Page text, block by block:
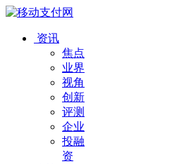
资讯
焦点
业界
视角
创新
评测
企业
投融
资